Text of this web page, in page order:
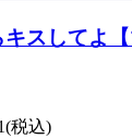
キスしてよ
(税込)